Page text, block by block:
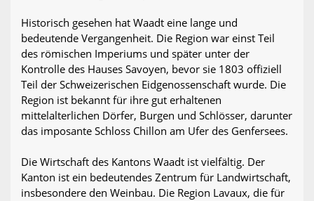
Historisch gesehen hat Waadt eine lange und
bedeutende Vergangenheit. Die Region war einst Teil
des römischen Imperiums und später unter der
Kontrolle des Hauses Savoyen, bevor sie 1803 offiziell
Teil der Schweizerischen Eidgenossenschaft wurde. Die
Region ist bekannt für ihre gut erhaltenen
mittelalterlichen Dörfer, Burgen und Schlösser, darunter
das imposante Schloss Chillon am Ufer des Genfersees.
Die Wirtschaft des Kantons Waadt ist vielfältig. Der
Kanton ist ein bedeutendes Zentrum für Landwirtschaft,
insbesondere den Weinbau. Die Region Lavaux, die für